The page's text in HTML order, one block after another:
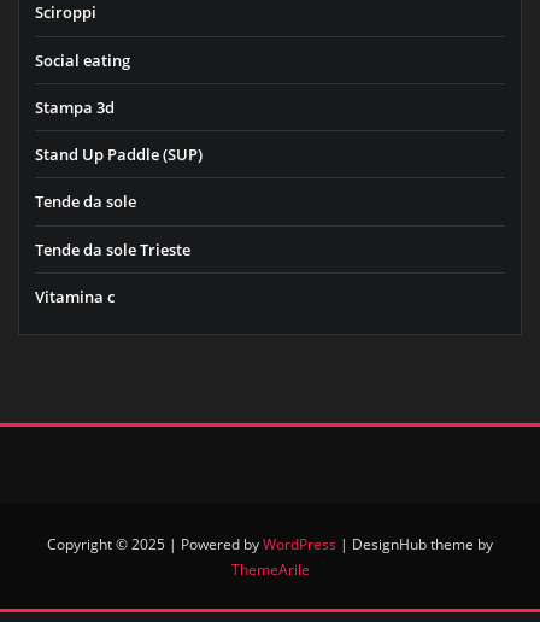
Sciroppi
Social eating
Stampa 3d
Stand Up Paddle (SUP)
Tende da sole
Tende da sole Trieste
Vitamina c
Copyright © 2025 | Powered byWordPress | DesignHub theme by
ThemeArile